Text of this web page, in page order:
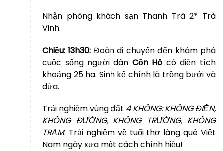
Nhận phòng khách sạn Thanh Trà 2* Trà
Vinh.
Chiều: 13h30: Đoàn di chuyển đến khám phá
cuộc sống người dânCồn Hô có diện tích
khoảng 25 ha. Sinh kế chính là trồng bưởi và
dừa.
Trải nghiệm vùng đất 4 KHÔNG: KHÔNG ĐIỆN,
KHÔNG ĐƯỜNG, KHÔNG TRƯỜNG, KHÔNG
TRẠM. Trải nghiệm về tuổi thơ làng quê Việt
Nam ngày xưa một cách chính hiệu!